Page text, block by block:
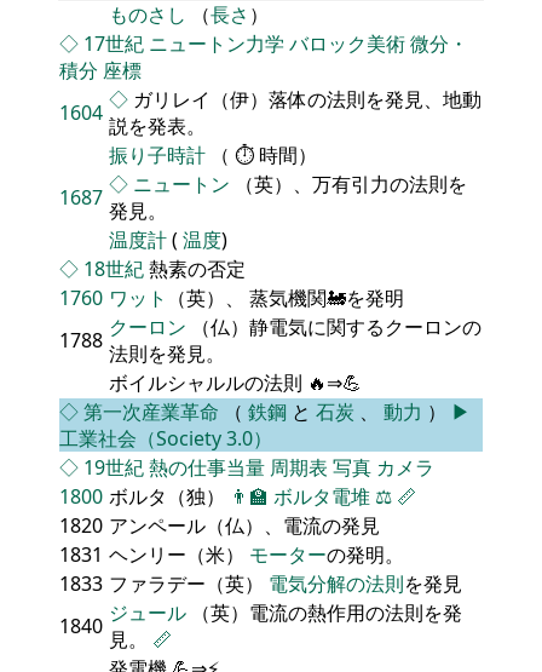
ものさし （長さ ）
◇ 17世紀 ニュートン力学 バロック美術微分・
積分 座標
1604 ◇ ガリレイ（伊）落体の法則を発見、地動
説を発表。
振り子時計 （ ⏱ 時間）
1687 ◇ ニュートン （英）、万有引力の法則を
発見。
温度計( 温度)
◇ 18世紀熱素の否定
1760 ワット
（英）、 蒸気機関🚂を発明
1788 クーロン （仏）静電気に関するクーロンの
法則を発見。
ボイルシャルルの法則 🔥⇒💪
◇第一次産業革命 （ 鉄鋼 と 石炭 、 動力 ） ▶
工業社会（Society 3.0）
◇ 19世紀熱の仕事当量 周期表 写真 カメラ
1800 ボルタ（独） 👨‍🏫 ボルタ電堆 ⚖️ 📏
1820 アンペール（仏）、電流の発見
1831 ヘンリー（米） モーターの発明。
1833 ファラデー（英） 電気分解の法則を発見
1840 ジュール （英）電流の熱作用の法則を発
見。 📏